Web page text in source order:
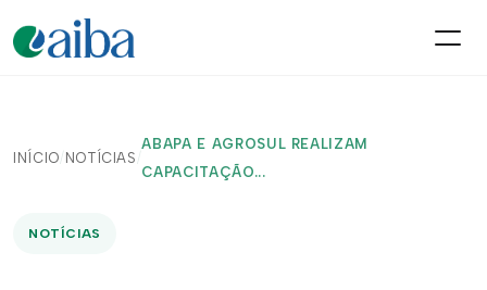
INÍCIO/ NOTÍCIAS /
ABAPA E AGROSUL REALIZAM
CAPACITAÇÃO...
NOTÍCIAS